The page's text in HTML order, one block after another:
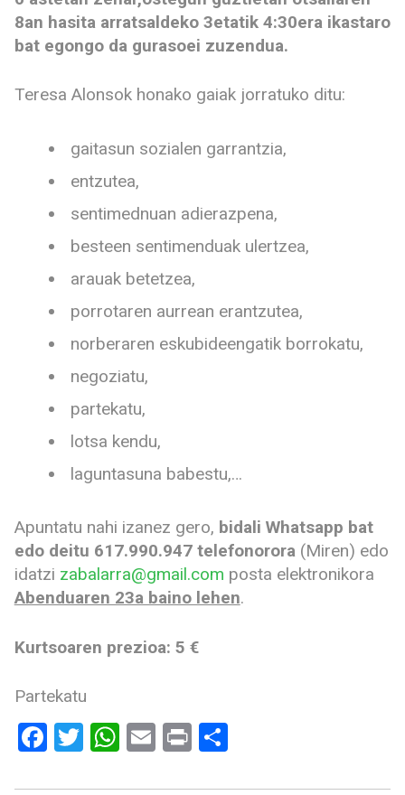
8an hasita arratsaldeko 3etatik 4:30era ikastaro
bat egongo da gurasoei zuzendua.
Teresa Alonsok honako gaiak jorratuko ditu:
gaitasun sozialen garrantzia,
entzutea,
sentimednuan adierazpena,
besteen sentimenduak ulertzea,
arauak betetzea,
porrotaren aurrean erantzutea,
norberaren eskubideengatik borrokatu,
negoziatu,
partekatu,
lotsa kendu,
laguntasuna babestu,…
Apuntatu nahi izanez gero, bidali Whatsapp bat
edo deitu 617.990.947 telefonorora(Miren) edo
idatzi zabalarra@gmail.com posta elektronikora
Abenduaren 23a baino lehen.
Kurtsoaren prezioa: 5 €
Partekatu
Facebook
Twitter
WhatsApp
Email
PrintShare